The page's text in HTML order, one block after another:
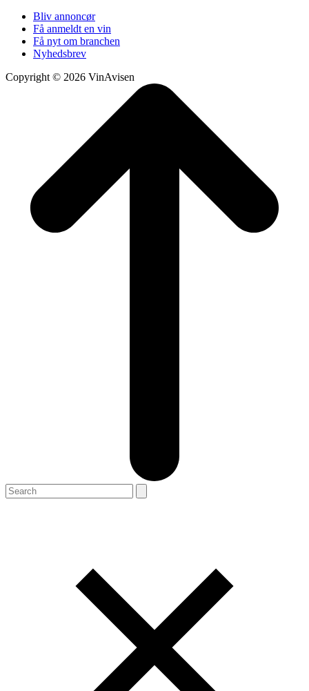
Bliv annoncør
Få anmeldt en vin
Få nyt om branchen
Nyhedsbrev
Copyright © 2026 VinAvisen